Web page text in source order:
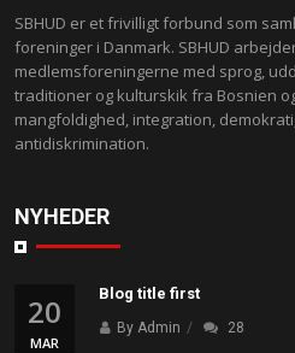
SBHUD er et frivilligt forbund som
foreninger i Danmark. SBHUD
medlemsforeningerne med sprog,
traditioner og kulturskik fra Bosnien
mangfoldighed, integration,
antidiskrimination.
NYHEDER
20
MAR
Blog title first
By Admin 28